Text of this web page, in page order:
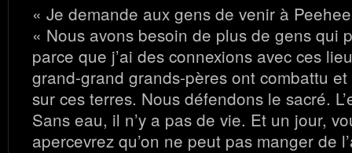
« Je demande aux gens de venir à
« Nous avons besoin de plus de gens qui
parce que j’ai des connexions avec ces
grand-grand grands-pères ont combattu
sur ces terres. Nous défendons le sacré.
Sans eau, il n’y a pas de vie. Et un jour,
apercevrez qu’on ne peut pas manger de